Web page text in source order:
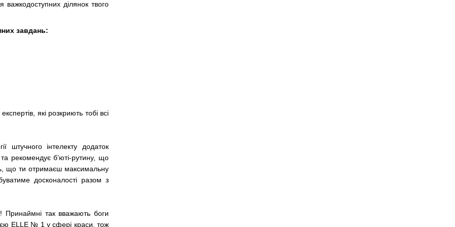
ділянок твого
завдань:
які розкриють тобі всі
штучного інтелекту додаток
рекомендує б’юті-рутину, що
що ти отримаєш максимальну
досконалості разом з
Принаймні так вважають боги
ELLE № 1 у сфері краси, тож